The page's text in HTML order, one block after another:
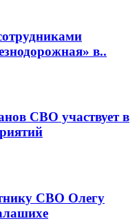
в..
СВО участвует в
СВО Олегу